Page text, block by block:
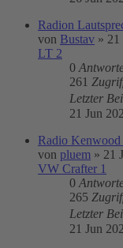
Radion
von Bustav » 21
LT 2
0
261
Letzter
21 Jun
Radio
von pluem » 21
VW Crafter 1
0
265
Letzter
21 Jun